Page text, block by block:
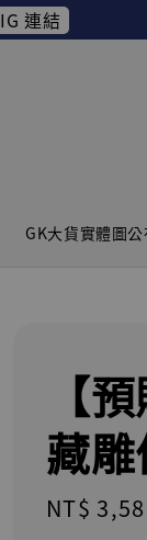
IG 連結
GK大貨實體圖
【
藏
Regular
NT$